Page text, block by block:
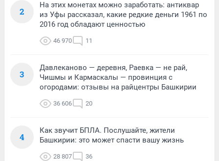
2
На этих монетах можно заработать: антиквар
из Уфы рассказал, какие редкие деньги 1961 по
2016 год обладают ценностью
46 970 11
3
Давлеканово — деревня, Раевка — не рай,
Чишмы и Кармаскалы — провинция с
огородами: отзывы на райцентры Башкирии
36 606 20
4
Как звучит БПЛА. Послушайте, жители
Башкирии: это может спасти вашу жизнь
28 807 36